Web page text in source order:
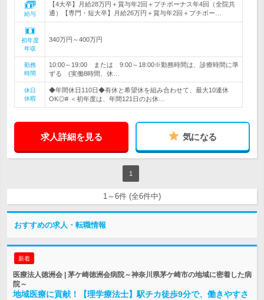
給与
【4大卒】月給28万円＋賞与年2回＋プチボーナス年4回（全院共
通）【専門・短大卒】月給26万円＋賞与年2回＋プチボー…
初年度
年収
340万円～400万円
勤務
時間
10:00～19:00 または 9:00～18:00※勤務時間は、診療時間に準
ずる (実働8時間、休…
休日
休暇
◆年間休日110日◆有休と希望休を組み合わせて、最大10連休
OK◎# ＜初年度は、年間121日のお休…
求人詳細を見る 気になる
1
1～6件 (全6件中)
おすすめの求人・転職情報
新着
医療法人徳洲会 | 茅ケ崎徳洲会病院～神奈川県茅ケ崎市の地域に密着した病
院～
地域医療に貢献！【理学療法士】駅チカ徒歩9分で、働きやすさ